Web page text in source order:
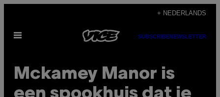
de
+ NEDERLANDS
Open
SUBSCRIBENEWSLETTER
Mckamey Manor is
een spookhuis dat je